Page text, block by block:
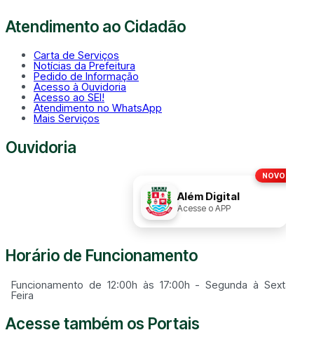
Atendimento ao Cidadão
Carta de Serviços
Notícias da Prefeitura
Pedido de Informação
Acesso à Ouvidoria
Acesso ao SEI!
Atendimento no WhatsApp
Mais Serviços
Ouvidoria
NOVO!
Além Digital
Acesse o APP
Horário de Funcionamento
Funcionamento de 12:00h às 17:00h - Segunda à Sexta
Feira
Acesse também os Portais